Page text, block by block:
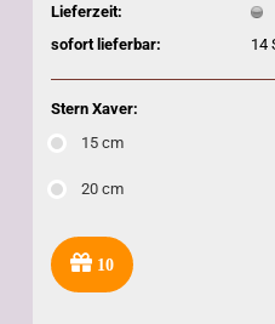
Lieferzeit:
sofort lieferbar:
14
Stern Xaver:
15 cm
20 cm
10